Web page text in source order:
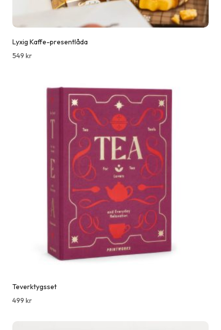
Lyxig Kaffe-presentlåda
549 kr
Teverktygsset
499 kr